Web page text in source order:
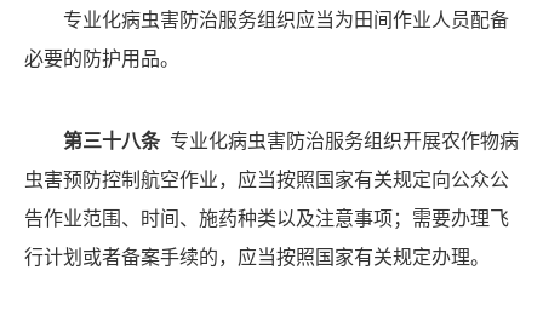
专业化病虫害防治服务组织应当为田间作业人员配备
必要的防护用品。
第三十八条 专业化病虫害防治服务组织开展农作物病
虫害预防控制航空作业，应当按照国家有关规定向公众公
告作业范围、时间、施药种类以及注意事项；需要办理飞
行计划或者备案手续的，应当按照国家有关规定办理。